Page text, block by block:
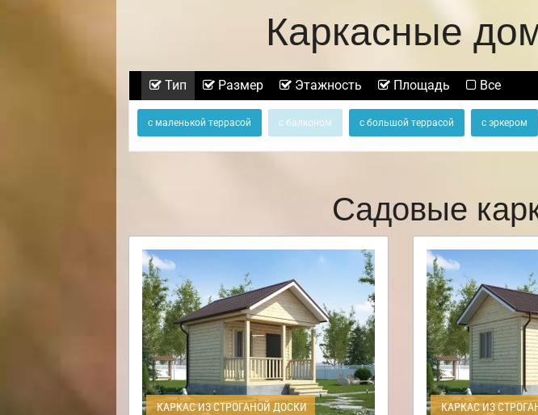
Каркасные
Тип Размер Этажность Площадь Все
с маленькой террасой с балконом с большой террасой с эркером
Садовые
КАРКАС ИЗ СТРОГАНОЙ ДОСКИ КАРКАС ИЗ